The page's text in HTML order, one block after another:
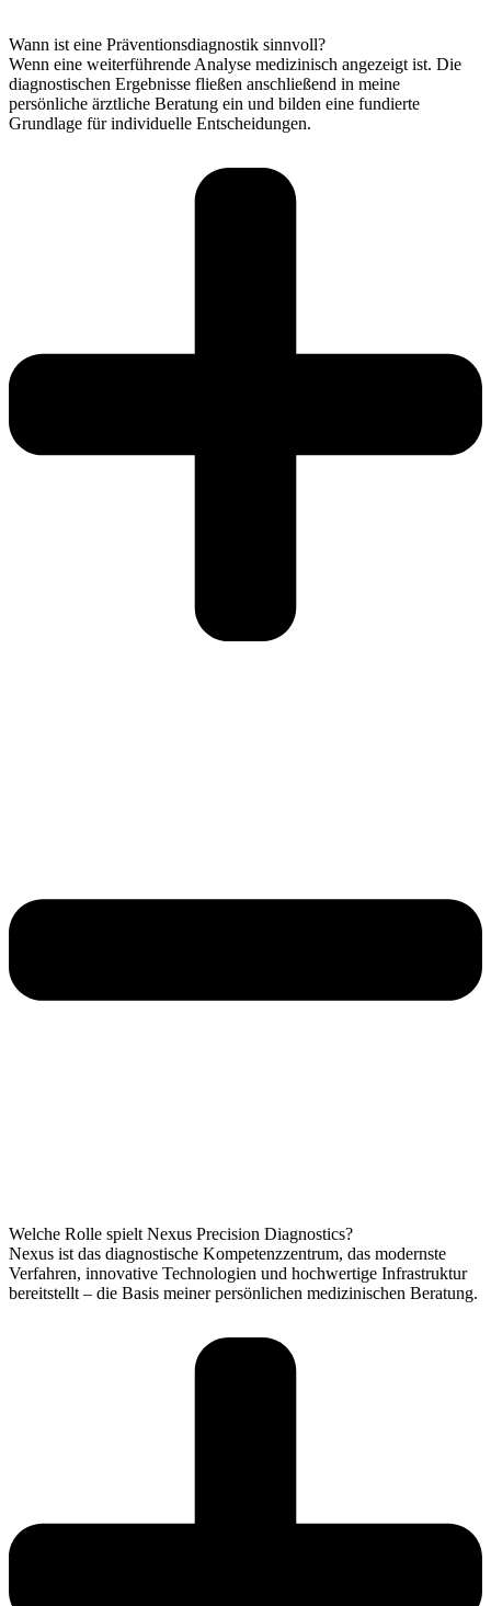
Wann ist eine Präventionsdiagnostik sinnvoll?
Wenn eine weiterführende Analyse medizinisch angezeigt ist. Die
diagnostischen Ergebnisse fließen anschließend in meine
persönliche ärztliche Beratung ein und bilden eine fundierte
Grundlage für individuelle Entscheidungen.
Welche Rolle spielt Nexus Precision Diagnostics?
Nexus ist das diagnostische Kompetenzzentrum, das modernste
Verfahren, innovative Technologien und hochwertige Infrastruktur
bereitstellt – die Basis meiner persönlichen medizinischen Beratung.